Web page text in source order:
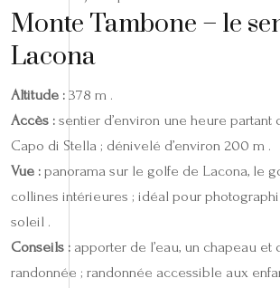
Monte Tambone – le
Lacona
Altitude : 378 m .
Accès : sentier d’environ une heure partant
Capo di Stella ; dénivelé d’environ 200 m .
Vue : panorama sur le golfe de Lacona, le
collines intérieures ; idéal pour
soleil .
Conseils : apporter de l’eau, un chapeau et
randonnée ; randonnée accessible aux